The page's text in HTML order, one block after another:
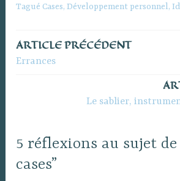
Tagué Cases,Développement personnel,
Navigation
ARTICLE PRÉCÉDENT
Errances
Le sablier,
5 réflexions au sujet de
cases”